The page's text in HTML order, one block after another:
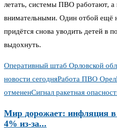
летать, системы ПВО работают, а
внимательными. Один отбой ещё
придётся снова уводить детей в
выдохнуть.
Оперативный штаб Орловской
новости сегодняРабота ПВО Орел
отмененСигнал ракетная
Мир дорожает: инфляция
4% из‑за...